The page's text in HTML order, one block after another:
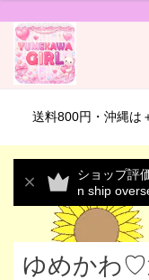
送料800円・沖縄は
ショップ評
n ship
ゆめかわ♡